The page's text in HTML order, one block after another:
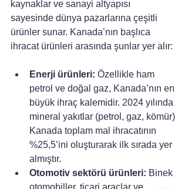
kaynaklar ve sanayi altyapısı
sayesinde dünya pazarlarına çeşitli
ürünler sunar. Kanada’nın başlıca
ihracat ürünleri arasında şunlar yer alır:
Enerji ürünleri: Özellikle ham
petrol ve doğal gaz, Kanada’nın en
büyük ihraç kalemidir. 2024 yılında
mineral yakıtlar (petrol, gaz, kömür)
Kanada toplam mal ihracatının
%25,5’ini oluşturarak ilk sırada yer
almıştır.
Otomotiv sektörü ürünleri: Binek